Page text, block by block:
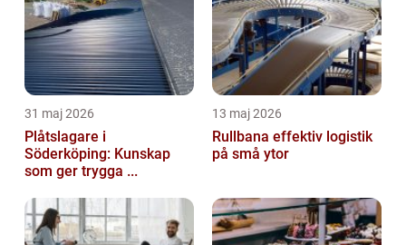
31 maj 2026
Plåtslagare i
Söderköping: Kunskap
som ger trygga ...
13 maj 2026
Rullbana effektiv logistik
på små ytor